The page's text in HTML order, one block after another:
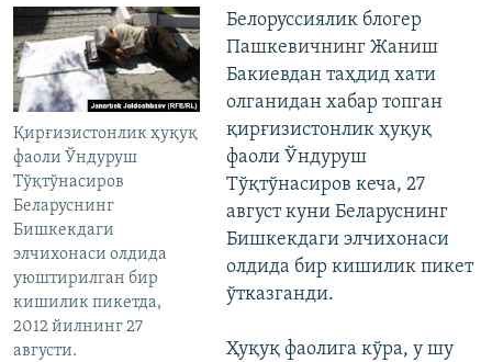
Қирғизистонлик ҳуқуқ
фаоли Ўндуруш
Тўқтўнасиров
Беларуснинг
Бишкекдаги
элчихонаси олдида
уюштирилган бир
кишилик пикетда,
2012 йилнинг 27
августи.
Белоруссиялик блогер
Пашкевичнинг Жаниш
Бакиевдан таҳдид хати
олганидан хабар топган
қирғизистонлик ҳуқуқ
фаоли Ўндуруш
Тўқтўнасиров кеча, 27
август куни Беларуснинг
Бишкекдаги элчихонаси
олдида бир кишилик пикет
ўтказганди.
Ҳуқуқ фаолига кўра, у шу